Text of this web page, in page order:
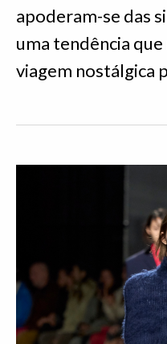
apoderam-se das
uma tendência
viagem nostálgica